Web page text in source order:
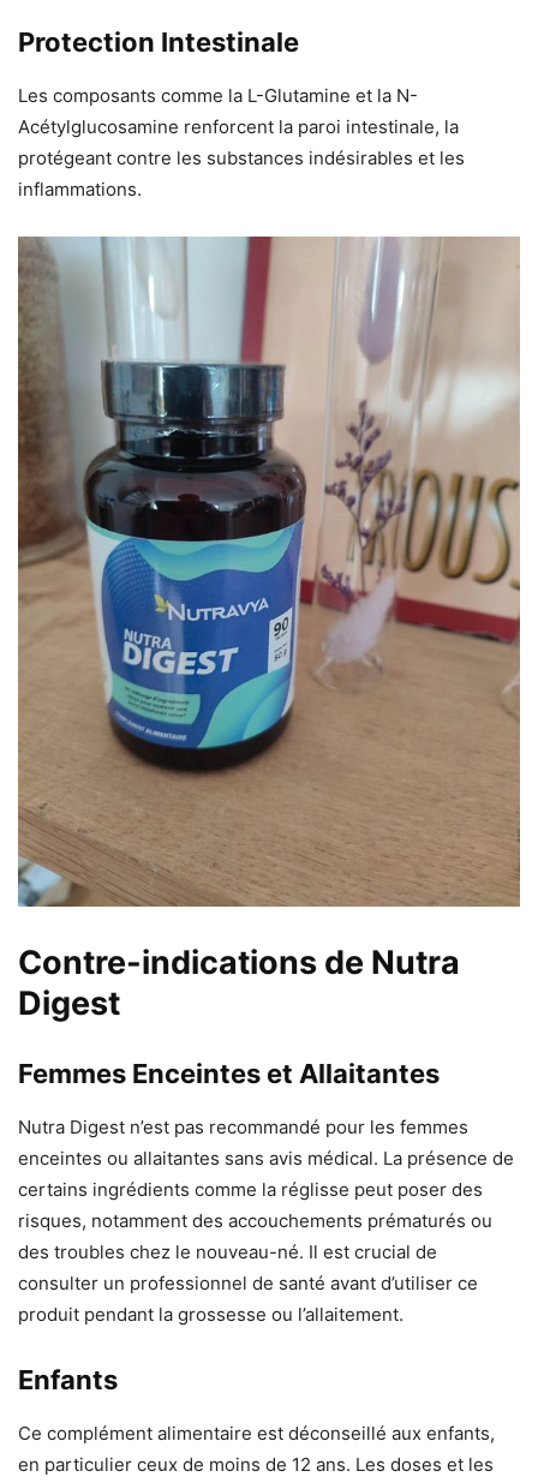
Protection Intestinale
Les composants comme la L-Glutamine et la N-
Acétylglucosamine renforcent la paroi intestinale, la
protégeant contre les substances indésirables et les
inflammations.
Contre-indications de Nutra
Digest
Femmes Enceintes et Allaitantes
Nutra Digest n’est pas recommandé pour les femmes
enceintes ou allaitantes sans avis médical. La présence de
certains ingrédients comme la réglisse peut poser des
risques, notamment des accouchements prématurés ou
des troubles chez le nouveau-né. Il est crucial de
consulter un professionnel de santé avant d’utiliser ce
produit pendant la grossesse ou l’allaitement.
Enfants
Ce complément alimentaire est déconseillé aux enfants,
en particulier ceux de moins de 12 ans. Les doses et les